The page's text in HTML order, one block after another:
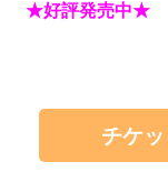
★好評発売中★
チケ